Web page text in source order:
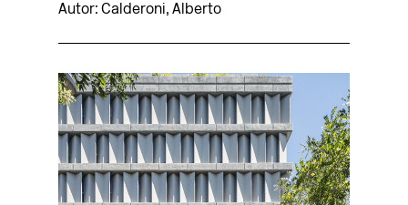
Autor: Calderoni, Alberto